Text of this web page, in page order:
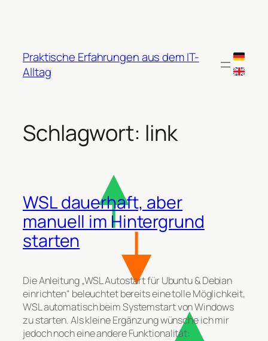
Praktische Erfahrungen aus dem IT-
Alltag
Schlagwort: link
WSL dauerhaft, aber
manuell im Hintergrund
starten
Die Anleitung „WSL Autostart für Ubuntu & Debian
einrichten“ beleuchtet bereits eine tolle Möglichkeit,
WSL automatisch beim Systemstart von Windows
zu starten. Als kleine Ergänzung wünsche ich mir
jedoch noch eine andere Funktionalität: